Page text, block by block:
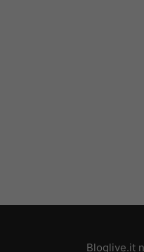
Bloglive.it